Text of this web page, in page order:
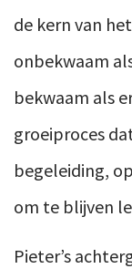
de kern van
onbekwaam
bekwaam als
groeiproces
begeleiding,
om te blijven
Pieter’s